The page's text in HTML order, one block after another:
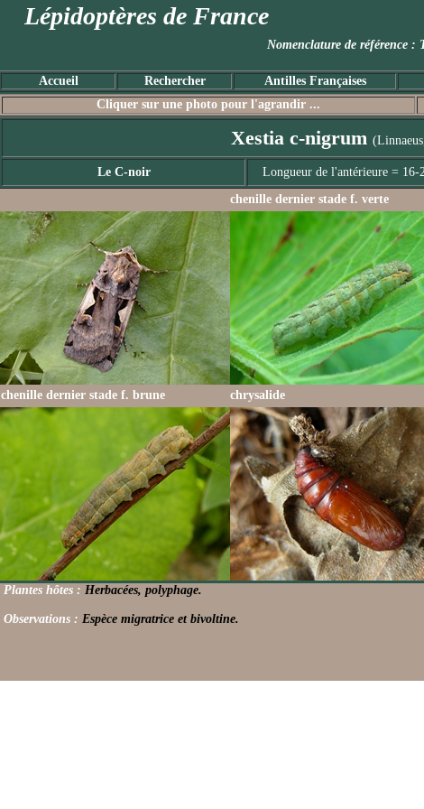
Lépidoptères de France
Nomenclature de
Accueil Rechercher Antilles Françaises
Cliquer sur une photo pour l'agrandir ...
Xestia c-nigrum
Le C-noir Longueur de l'antérieure = 16-
chenille dernier stade f. verte
chenille dernier stade f. brune chrysalide
Plantes hôtes : Herbacées, polyphage.
Observations : Espèce migratrice et bivoltine.